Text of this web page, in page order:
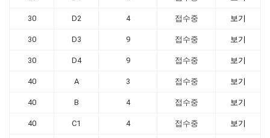
30 D2 4 접수중 보기
30 D3 9 접수중 보기
30 D4 9 접수중 보기
40 A 3 접수중 보기
40 B 4 접수중 보기
40 C1 4 접수중 보기